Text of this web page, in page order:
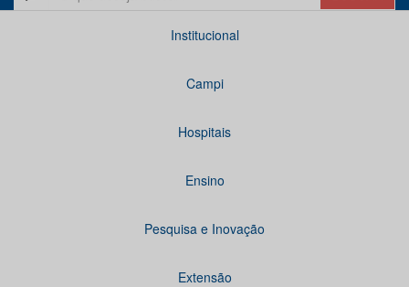
Institucional
Campi
Hospitais
Ensino
Pesquisa e Inovação
Extensão